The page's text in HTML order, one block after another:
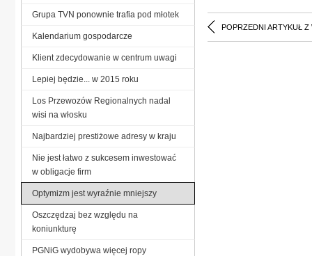
POPRZEDNI ARTYKUŁ Z
Grupa TVN ponownie trafia pod młotek
Kalendarium gospodarcze
Klient zdecydowanie w centrum uwagi
Lepiej będzie... w 2015 roku
Los Przewozów Regionalnych nadal
wisi na włosku
Najbardziej prestiżowe adresy w kraju
Nie jest łatwo z sukcesem inwestować
w obligacje firm
Optymizm jest wyraźnie mniejszy
Oszczędzaj bez względu na
koniunkturę
PGNiG wydobywa więcej ropy